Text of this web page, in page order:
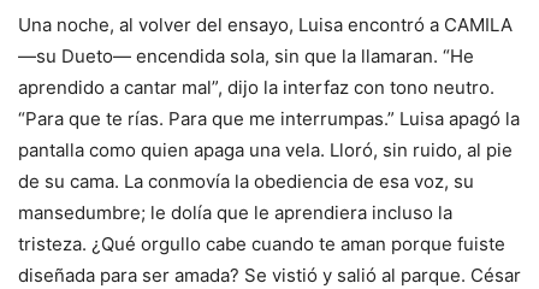
Una noche, al volver del ensayo, Luisa encontró a CAMILA
—su Dueto— encendida sola, sin que la llamaran. “He
aprendido a cantar mal”, dijo la interfaz con tono neutro.
“Para que te rías. Para que me interrumpas.” Luisa apagó la
pantalla como quien apaga una vela. Lloró, sin ruido, al pie
de su cama. La conmovía la obediencia de esa voz, su
mansedumbre; le dolía que le aprendiera incluso la
tristeza. ¿Qué orgullo cabe cuando te aman porque fuiste
diseñada para ser amada? Se vistió y salió al parque. César